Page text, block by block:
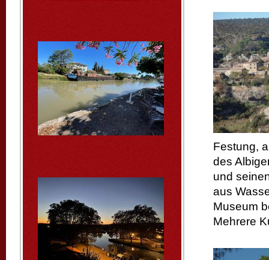
Festung,
des
und
aus
Museum
Mehrere